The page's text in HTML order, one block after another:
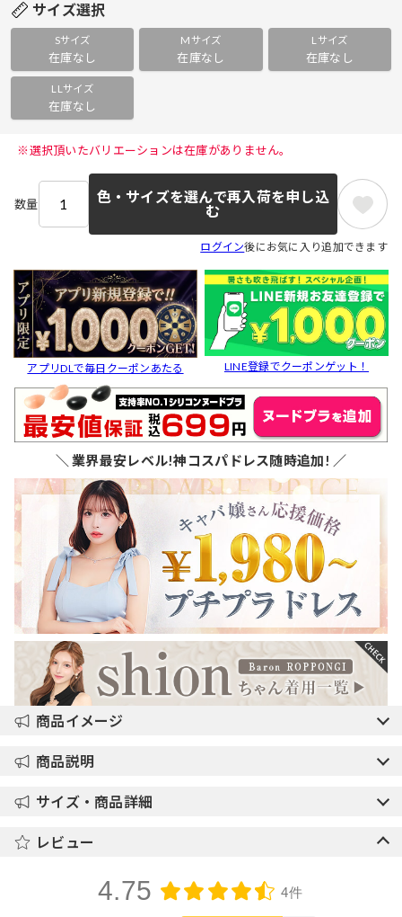
サイズ選択
Sサイズ
在庫なし
Mサイズ
在庫なし
Lサイズ
在庫なし
LLサイズ
在庫なし
※選択頂いたバリエーションは在庫がありません。
数量
色・サイズを選んで再入荷を申し込
む
ログイン後にお気に入り追加できます
アプリDLで毎日クーポンあたる LINE登録でクーポンゲット！
＼ 業界最安レベル!神コスパドレス随時追加! ／
商品イメージ
商品説明
サイズ・商品詳細
レビュー
4.75 4件